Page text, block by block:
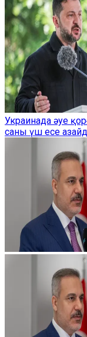
Украинада әуе
саны үш есе